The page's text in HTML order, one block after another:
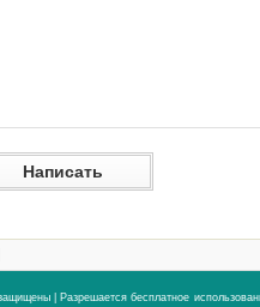
| Разрешается бесплатное